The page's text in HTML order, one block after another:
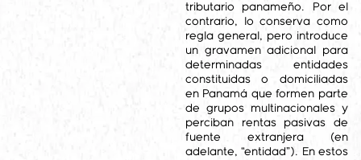
tributario panameño. Por el
contrario, lo conserva como
regla general, pero introduce
un gravamen adicional para
determinadas entidades
constituidas o domiciliadas
en Panamá que formen parte
de grupos multinacionales y
perciban rentas pasivas de
fuente extranjera (en
adelante, “entidad”). En estos